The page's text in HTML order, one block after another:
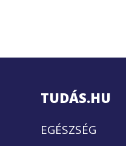
TUDÁS.HU
EGÉSZSÉG